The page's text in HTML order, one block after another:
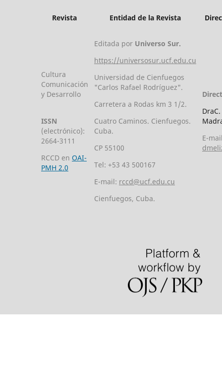
Revista Entidad de la Revista
Cultura
Comunicación
y Desarrollo
ISSN
(electrónico):
2664-3111
RCCD en OAI-
PMH 2.0
Editada por Universo Sur.
https://universosur.ucf.edu.cu
Universidad de Cienfuegos
"Carlos Rafael Rodríguez".
Carretera a Rodas km 3 1/2.
Cuatro Caminos. Cienfuegos.
Cuba.
CP 55100
Tel: +53 43 500167
E-mail: rccd@ucf.edu.cu
Cienfuegos, Cuba.
E-